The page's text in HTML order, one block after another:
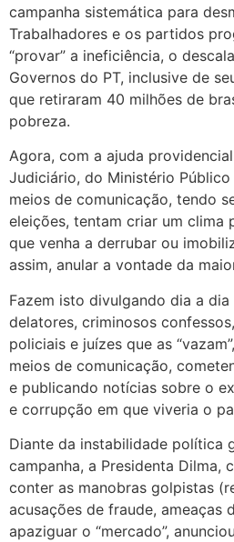
campanha sistemática para
Trabalhadores e os partidos
“provar” a ineficiência, o
Governos do PT, inclusive de
que retiraram 40 milhões de
pobreza.
Agora, com a ajuda
Judiciário, do Ministério
meios de comunicação, tendo
eleições, tentam criar um clima
que venha a derrubar ou
assim, anular a vontade da
Fazem isto divulgando dia a
delatores, criminosos
policiais e juízes que as
meios de comunicação,
e publicando notícias sobre o
e corrupção em que viveria o
Diante da instabilidade política
campanha, a Presidenta Dilma,
conter as manobras golpistas
acusações de fraude, ameaças
apaziguar o “mercado”,